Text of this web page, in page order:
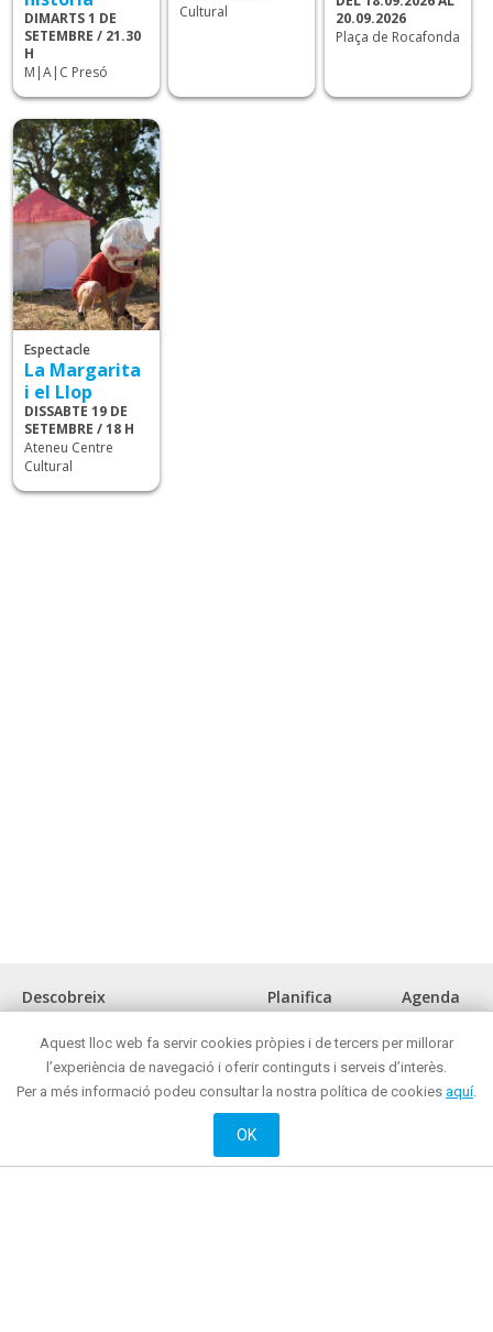
DIMARTS 1 DE
SETEMBRE / 21.30
H
M|A|C Presó
Cultural
20.09.2026
Plaça de Rocafonda
Espectacle
La Margarita
i el Llop
DISSABTE 19 DE
SETEMBRE / 18 H
Ateneu Centre
Cultural
Descobreix
Museus i espais d'interès cultural
Front marítim
Reunions i congressos
Oci actiu i cultural
Planifica
Oficina de turisme
On menjar?
On comprar ?
Mataró de nit
Agenda
Aquest lloc web fa servir cookies pròpies i de tercers per millorar
l’experiència de navegació i oferir continguts i serveis d’interès.
Per a més informació podeu consultar la nostra política de cookies aquí.
OK